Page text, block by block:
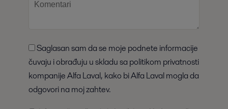
čuvaju i obrađuju u skladu sa politikom privatnosti
kompanije Alfa Laval, kako bi Alfa Laval mogla da
odgovori na moj zahtev.